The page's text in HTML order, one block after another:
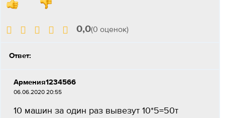
0,0(0 оценок)
Ответ:
Армения1234566
06.06.2020 20:55
10 машин за один раз вывезут 10*5=50т